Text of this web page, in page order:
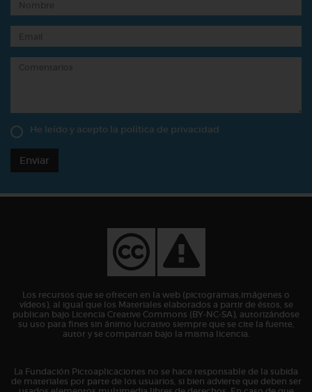
He leído y acepto la política de privacidad
Enviar
Los recursos que se ofrecen en la web (pictogramas,imágenes o
vídeos), al igual que los Materiales elaborados a partir de éstos, se
publican bajo Licencia Creative Commons (BY-NC-SA), autorizándose
su uso para fines sin ánimo lucrativo siempre que se cite la fuente,
autor y se compartan bajo la misma licencia.
La Fundación Pictoaplicaciones no se hace responsable de la subida
de materiales por parte de los usuarios, si bien advierte que deben ser